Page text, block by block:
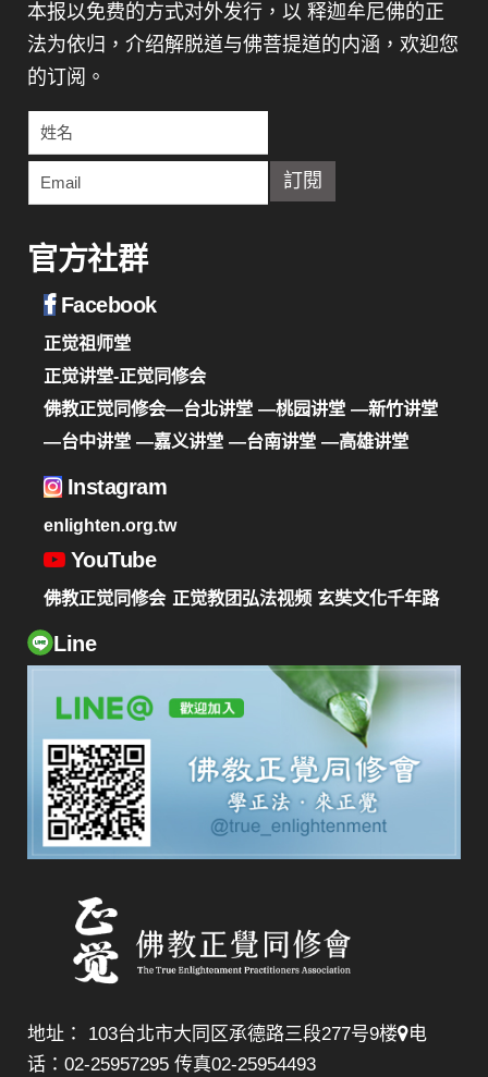
本报以免费的方式对外发行，以 释迦牟尼佛的正
法为依归，介绍解脱道与佛菩提道的内涵，欢迎您
的订阅。
官方社群
Facebook
正觉祖师堂
正觉讲堂-正觉同修会
佛教正觉同修会—台北讲堂 —桃园讲堂 —新竹讲堂
—台中讲堂 —嘉义讲堂 —台南讲堂 —高雄讲堂
Instagram
enlighten.org.tw
YouTube
佛教正觉同修会 正觉教团弘法视频 玄奘文化千年路
Line
地址： 103台北市大同区承德路三段277号9楼
电
话：02-25957295 传真02-25954493